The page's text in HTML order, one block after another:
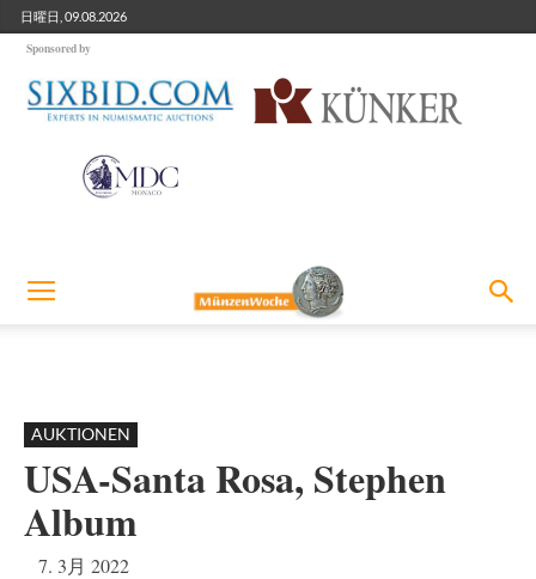
日曜日, 09.08.2026
Sponsored by
AUKTIONEN
USA-Santa Rosa, Stephen
Album
7. 3月 2022